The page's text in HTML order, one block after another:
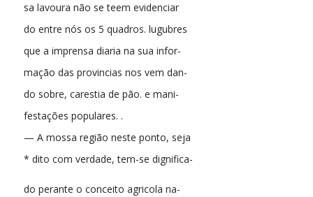
sa lavoura não se teem evidenciar
do entre nós os 5 quadros. lugubres
que a imprensa diaria na sua infor-
mação das provincias nos vem dan-
do sobre, carestia de pão. e mani-
festações populares. .
— A mossa região neste ponto, seja
* dito com verdade, tem-se dignifica-
do perante o conceito agricola na-